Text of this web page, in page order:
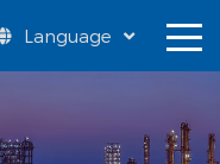
Language